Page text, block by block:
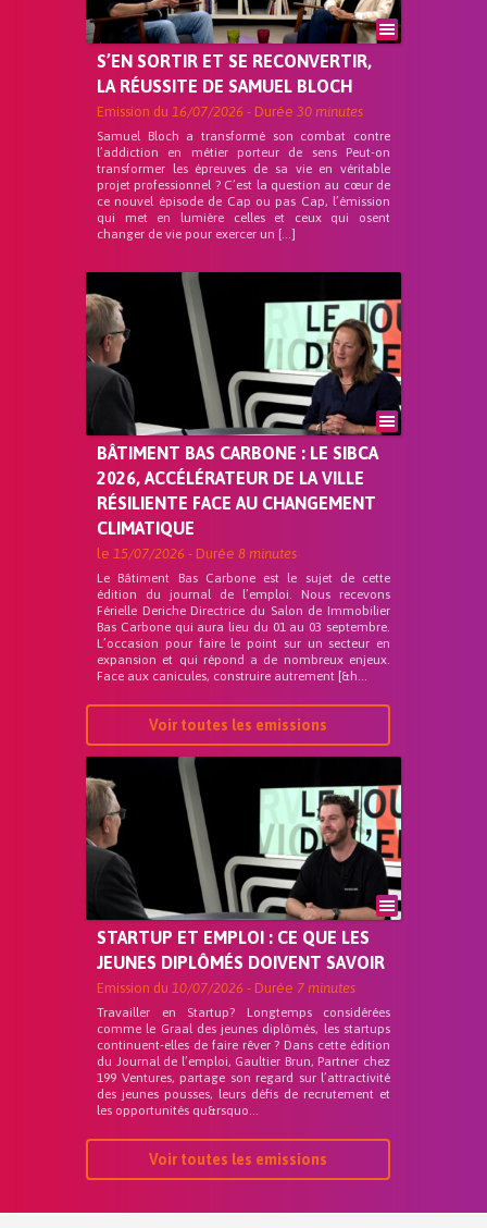
S’EN SORTIR ET SE RECONVERTIR,
LA RÉUSSITE DE SAMUEL BLOCH
Emission du 16/07/2026 - Durée 30 minutes
Samuel Bloch a transformé son combat contre
l’addiction en métier porteur de sens Peut-on
transformer les épreuves de sa vie en véritable
projet professionnel ? C’est la question au cœur de
ce nouvel épisode de Cap ou pas Cap, l’émission
qui met en lumière celles et ceux qui osent
changer de vie pour exercer un […]
BÂTIMENT BAS CARBONE : LE SIBCA
2026, ACCÉLÉRATEUR DE LA VILLE
RÉSILIENTE FACE AU CHANGEMENT
CLIMATIQUE
le 15/07/2026 - Durée 8 minutes
Le Bâtiment Bas Carbone est le sujet de cette
édition du journal de l’emploi. Nous recevons
Férielle Deriche Directrice du Salon de Immobilier
Bas Carbone qui aura lieu du 01 au 03 septembre.
L’occasion pour faire le point sur un secteur en
expansion et qui répond a de nombreux enjeux.
Face aux canicules, construire autrement [&h...
Voir toutes les emissions
STARTUP ET EMPLOI : CE QUE LES
JEUNES DIPLÔMÉS DOIVENT SAVOIR
Emission du 10/07/2026 - Durée 7 minutes
Travailler en Startup? Longtemps considérées
comme le Graal des jeunes diplômés, les startups
continuent-elles de faire rêver ? Dans cette édition
du Journal de l’emploi, Gaultier Brun, Partner chez
199 Ventures, partage son regard sur l’attractivité
des jeunes pousses, leurs défis de recrutement et
les opportunités qu&rsquo...
Voir toutes les emissions